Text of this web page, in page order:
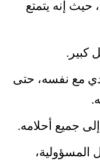
إنه يتمتع
كبير.
مع نفسه، حتى
جميع أحلامه.